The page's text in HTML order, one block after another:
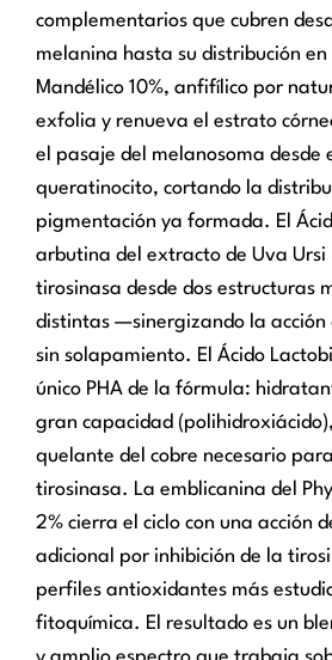
complementarios que cubren
melanina hasta su distribución
Mandélico 10%, anfifílico por
exfolia y renueva el estrato
el pasaje del melanosoma desde
queratinocito, cortando la
pigmentación ya formada. El
arbutina del extracto de Uva Ursi
tirosinasa desde dos estructuras
distintas —sinergizando la acción
sin solapamiento. El Ácido
único PHA de la fórmula:
gran capacidad
quelante del cobre necesario
tirosinasa. La emblicanina del
2% cierra el ciclo con una acción
adicional por inhibición de la
perfiles antioxidantes más
fitoquímica. El resultado es un